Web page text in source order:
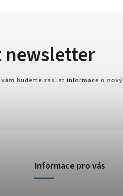
Informace pro vás
budeme zasílat informace o